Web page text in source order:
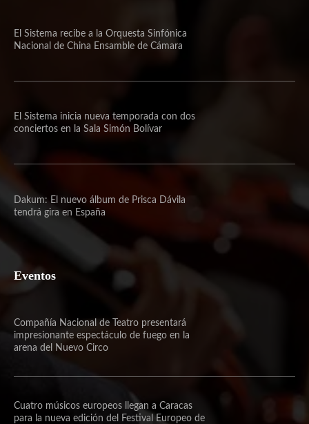
El Sistema recibe a la Orquesta Sinfónica
Nacional de China Ensamble de Cámara
El Sistema inicia nueva temporada con dos
conciertos en la Sala Simón Bolívar
Dakum: El nuevo álbum de Prisca Dávila
tendrá gira en España
Eventos
Compañía Nacional de Teatro presentará
impresionante espectáculo de fuego en la
arena del Nuevo Circo
Cuatro músicos europeos llegan a Caracas
para la nueva edición del Festival Europeo de